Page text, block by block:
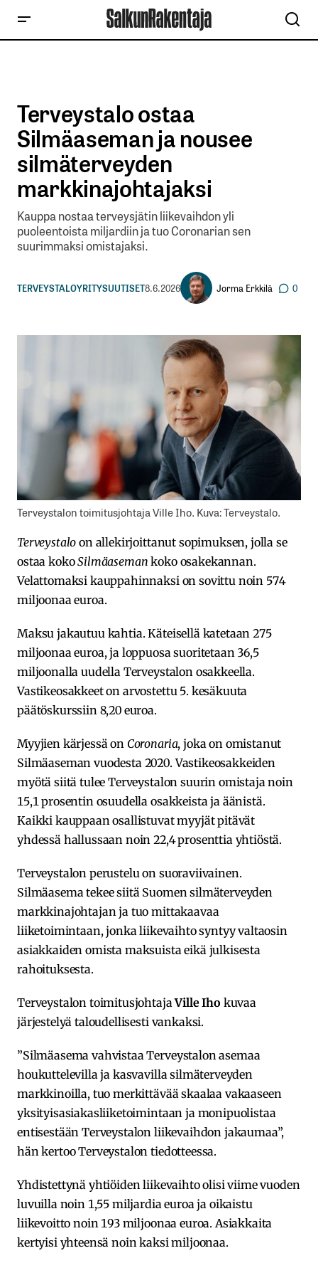
Terveystalo ostaa
Silmäaseman ja nousee
silmäterveyden
markkinajohtajaksi
Kauppa nostaa terveysjätin liikevaihdon yli
puoleentoista miljardiin ja tuo Coronarian sen
suurimmaksi omistajaksi.
TERVEYSTALOYRITYSUUTISET8.6.2026 Jorma Erkkilä 0
Terveystalon toimitusjohtaja Ville Iho. Kuva: Terveystalo.
Terveystalo on allekirjoittanut sopimuksen, jolla se
ostaa kokoSilmäaseman koko osakekannan.
Velattomaksi kauppahinnaksi on sovittu noin 574
miljoonaa euroa.
Maksu jakautuu kahtia. Käteisellä katetaan 275
miljoonaa euroa, ja loppuosa suoritetaan 36,5
miljoonalla uudella Terveystalon osakkeella.
Vastikeosakkeet on arvostettu 5. kesäkuuta
päätöskurssiin 8,20 euroa.
Myyjien kärjessä on Coronaria, joka on omistanut
Silmäaseman vuodesta 2020. Vastikeosakkeiden
myötä siitä tulee Terveystalon suurin omistaja noin
15,1 prosentin osuudella osakkeista ja äänistä.
Kaikki kauppaan osallistuvat myyjät pitävät
yhdessä hallussaan noin 22,4 prosenttia yhtiöstä.
Terveystalon perustelu on suoraviivainen.
Silmäasema tekee siitä Suomen silmäterveyden
markkinajohtajan ja tuo mittakaavaa
liiketoimintaan, jonka liikevaihto syntyy valtaosin
asiakkaiden omista maksuista eikä julkisesta
rahoituksesta.
Terveystalon toimitusjohtajaVille Iho kuvaa
järjestelyä taloudellisesti vankaksi.
”Silmäasema vahvistaa Terveystalon asemaa
houkuttelevilla ja kasvavilla silmäterveyden
markkinoilla, tuo merkittävää skaalaa vakaaseen
yksityisasiakasliiketoimintaan ja monipuolistaa
entisestään Terveystalon liikevaihdon jakaumaa”,
hän kertoo Terveystalon tiedotteessa.
Yhdistettynä yhtiöiden liikevaihto olisi viime vuoden
luvuilla noin 1,55 miljardia euroa ja oikaistu
liikevoitto noin 193 miljoonaa euroa. Asiakkaita
kertyisi yhteensä noin kaksi miljoonaa.